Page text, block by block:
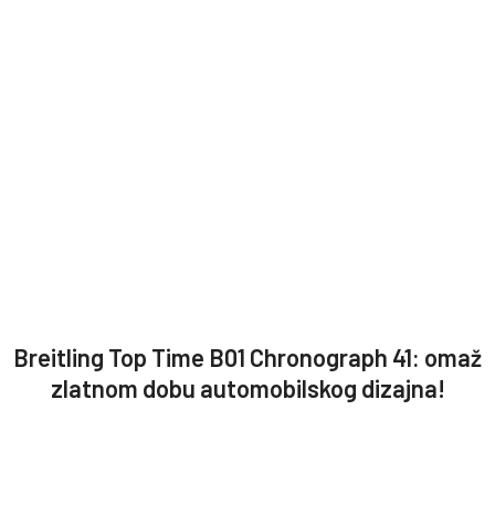
Breitling Top Time B01 Chronograph 41: omaž
zlatnom dobu automobilskog dizajna!